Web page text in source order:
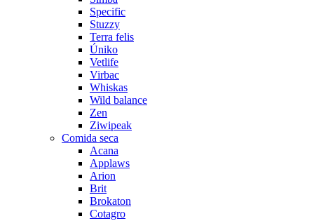
Specific
Stuzzy
Terra felis
Úniko
Vetlife
Virbac
Whiskas
Wild balance
Zen
Ziwipeak
Comida seca
Acana
Applaws
Arion
Brit
Brokaton
Cotagro